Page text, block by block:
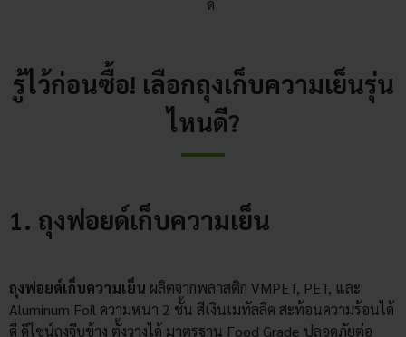
รู้ไว้ก่อนซื้อ! เลือกถุงเก็บความเย็นรุ่น
ไหนดี?
1. ถุงฟอยด์เก็บความเย็น
ถุงฟอยด์เก็บความเย็น ผลิตจากพลาสติก VMPET, PET, และ
Aluminum Foil ความหนา 2 ชั้น สีเงินเมทัลลิค สะท้อนความร้อนได้
ดี ดีไซน์ถุงจีบข้าง ตั้งวางได้ มาตรฐาน Food Grade ปลอดภัยต่อ